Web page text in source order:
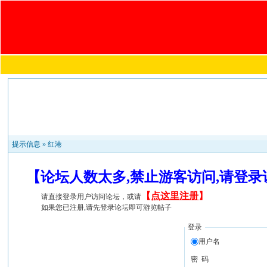
提示信息 »红港
【论坛人数太多,禁止游客访问,请登
请直接登录用户访问论坛，或请 【 点这里注册】
如果您已注册,请先登录论坛即可游览帖子
登录
用户名
密 码